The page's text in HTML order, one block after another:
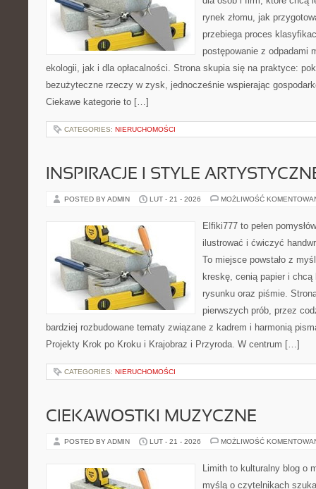
rynek złomu, jak
przebiega proces
postępowanie z odpadami
ekologii, jak i dla opłacalności. Strona skupia się na praktyce:
bezużyteczne rzeczy w zysk, jednocześnie wspierając
Ciekawe kategorie to […]
CATEGORIES: NIERUCHOMOŚCI
INSPIRACJE I STYLE
POSTED BY ADMIN LUT - 21 - 2026 MOŻLIWOŚĆ
Elfiki777 to pełen
ilustrować i ćwiczyć
To miejsce powstało z
kreskę, cenią papier i chcą
rysunku oraz piśmie.
pierwszych prób, przez
bardziej rozbudowane tematy związane z kadrem i harmonią
Projekty Krok po Kroku i Krajobraz i Przyroda. W centrum […]
CATEGORIES: NIERUCHOMOŚCI
CIEKAWOSTKI MUZYCZNE
POSTED BY ADMIN LUT - 21 - 2026 MOŻLIWOŚĆ
Limith to kulturalny blog o
myślą o czytelnikach